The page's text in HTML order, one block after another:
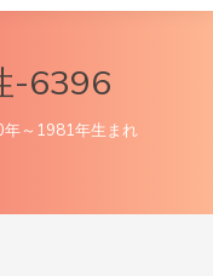
ニ
-6396
～1981年生まれ